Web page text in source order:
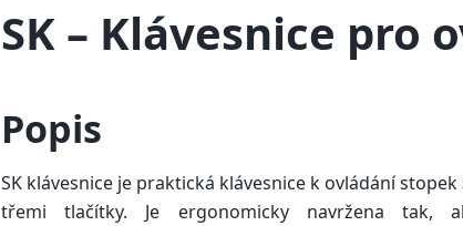
SK – Klávesnice pro
Popis
SK klávesnice je praktická klávesnice k ovládání stopek
třemi tlačítky. Je ergonomicky navržena tak,